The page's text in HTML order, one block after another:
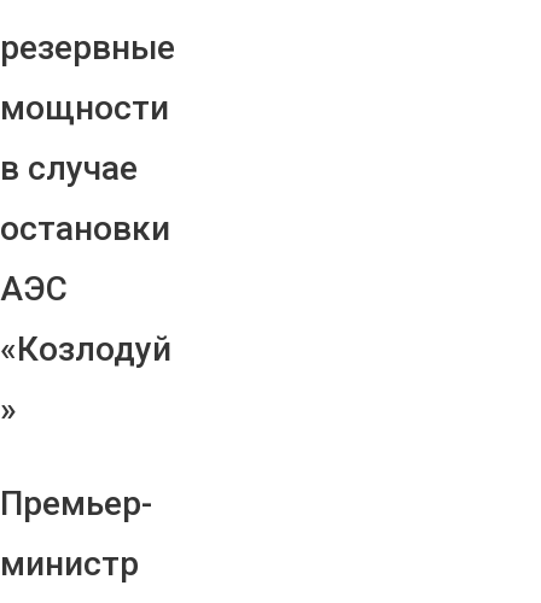
резервные
мощности
в случае
остановки
АЭС
«Козлодуй
»
Премьер-
министр